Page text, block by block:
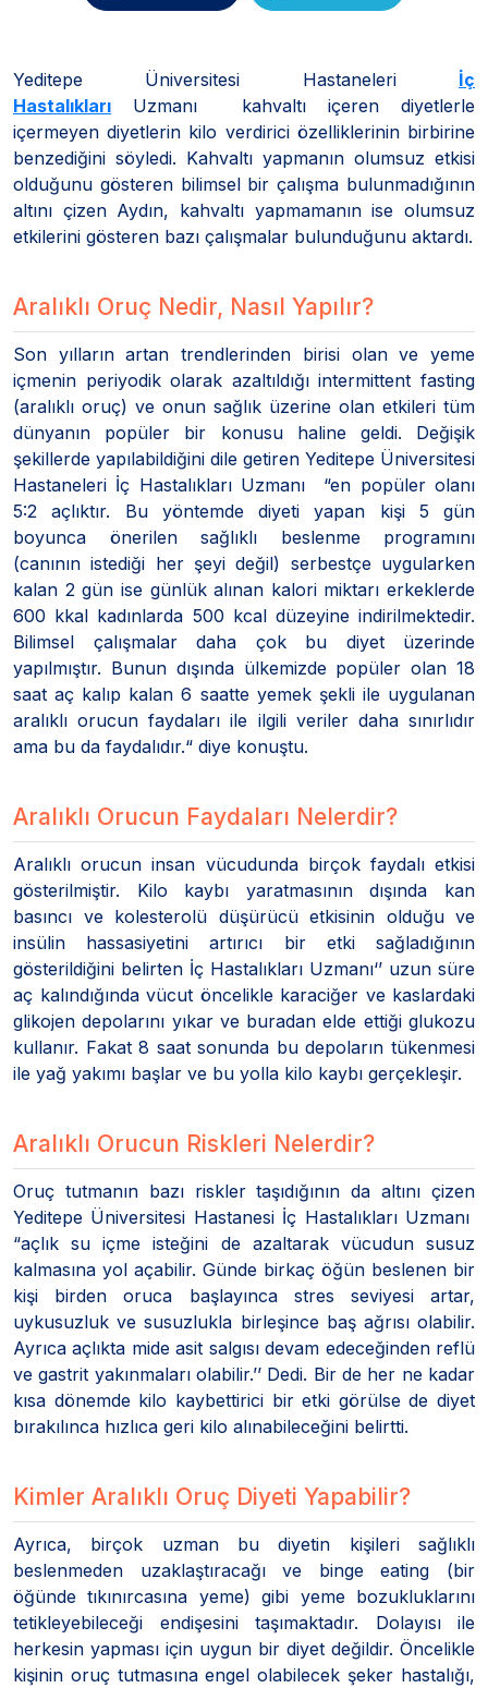
Yeditepe Üniversitesi Hastaneleri İç
Hastalıkları Uzmanı kahvaltı içeren diyetlerle
içermeyen diyetlerin kilo verdirici özelliklerinin birbirine
benzediğini söyledi. Kahvaltı yapmanın olumsuz etkisi
olduğunu gösteren bilimsel bir çalışma bulunmadığının
altını çizen Aydın, kahvaltı yapmamanın ise olumsuz
etkilerini gösteren bazı çalışmalar bulunduğunu aktardı.
Aralıklı Oruç Nedir, Nasıl Yapılır?
Son yılların artan trendlerinden birisi olan ve yeme
içmenin periyodik olarak azaltıldığı intermittent fasting
(aralıklı oruç) ve onun sağlık üzerine olan etkileri tüm
dünyanın popüler bir konusu haline geldi. Değişik
şekillerde yapılabildiğini dile getiren Yeditepe Üniversitesi
Hastaneleri İç Hastalıkları Uzmanı “en popüler olanı
5:2 açlıktır. Bu yöntemde diyeti yapan kişi 5 gün
boyunca önerilen sağlıklı beslenme programını
(canının istediği her şeyi değil) serbestçe uygularken
kalan 2 gün ise günlük alınan kalori miktarı erkeklerde
600 kkal kadınlarda 500 kcal düzeyine indirilmektedir.
Bilimsel çalışmalar daha çok bu diyet üzerinde
yapılmıştır. Bunun dışında ülkemizde popüler olan 18
saat aç kalıp kalan 6 saatte yemek şekli ile uygulanan
aralıklı orucun faydaları ile ilgili veriler daha sınırlıdır
ama bu da faydalıdır.“ diye konuştu.
Aralıklı Orucun Faydaları Nelerdir?
Aralıklı orucun insan vücudunda birçok faydalı etkisi
gösterilmiştir. Kilo kaybı yaratmasının dışında kan
basıncı ve kolesterolü düşürücü etkisinin olduğu ve
insülin hassasiyetini artırıcı bir etki sağladığının
gösterildiğini belirten İç Hastalıkları Uzmanı‘’ uzun süre
aç kalındığında vücut öncelikle karaciğer ve kaslardaki
glikojen depolarını yıkar ve buradan elde ettiği glukozu
kullanır. Fakat 8 saat sonunda bu depoların tükenmesi
ile yağ yakımı başlar ve bu yolla kilo kaybı gerçekleşir.
Aralıklı Orucun Riskleri Nelerdir?
Oruç tutmanın bazı riskler taşıdığının da altını çizen
Yeditepe Üniversitesi Hastanesi İç Hastalıkları Uzmanı
“açlık su içme isteğini de azaltarak vücudun susuz
kalmasına yol açabilir. Günde birkaç öğün beslenen bir
kişi birden oruca başlayınca stres seviyesi artar,
uykusuzluk ve susuzlukla birleşince baş ağrısı olabilir.
Ayrıca açlıkta mide asit salgısı devam edeceğinden reflü
ve gastrit yakınmaları olabilir.’’ Dedi. Bir de her ne kadar
kısa dönemde kilo kaybettirici bir etki görülse de diyet
bırakılınca hızlıca geri kilo alınabileceğini belirtti.
Kimler Aralıklı Oruç Diyeti Yapabilir?
Ayrıca, birçok uzman bu diyetin kişileri sağlıklı
beslenmeden uzaklaştıracağı ve binge eating (bir
öğünde tıkınırcasına yeme) gibi yeme bozukluklarını
tetikleyebileceği endişesini taşımaktadır. Dolayısı ile
herkesin yapması için uygun bir diyet değildir. Öncelikle
kişinin oruç tutmasına engel olabilecek şeker hastalığı,